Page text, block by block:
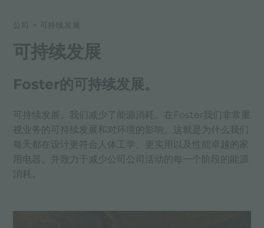
价值
历史
持续性
公司 > 可持续发展
可持续发展
Foster的可持续发展。
可持续发展。我们减少了能源消耗。在Foster我们非常重
视业务的可持续发展和对环境的影响。这就是为什么我们
每天都在设计更符合人体工学、更实用以及性能卓越的家
用电器。并致力于减少公司公司活动的每一个阶段的能源
消耗。